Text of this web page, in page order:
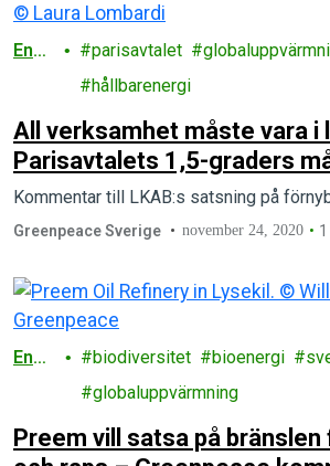
Ener
parisavtalet
hållbarenergi
All verksamhet måste vara i
Parisavtalets 1,5-graders
Kommentar till LKAB:s satsning på
Greenpeace Sverige november 24, 2020
Ener
biodiversitet bioenergi
globaluppvärmning
Preem vill satsa på